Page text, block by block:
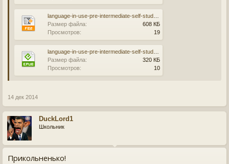
Размер файла:
608 КБ
Просмотров:
19
Размер файла:
320 КБ
Просмотров:
10
14 дек 2014
DuckLord1
Школьник
Прикольненько!